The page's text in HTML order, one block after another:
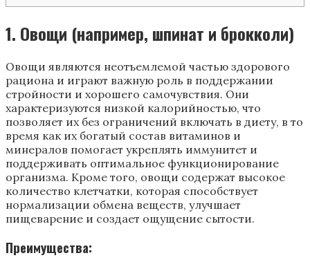
1. Овощи (например, шпинат и брокколи)
Овощи являются неотъемлемой частью здорового
рациона и играют важную роль в поддержании
стройности и хорошего самочувствия. Они
характеризуются низкой калорийностью, что
позволяет их без ограничений включать в диету, в то
время как их богатый состав витаминов и
минералов помогает укреплять иммунитет и
поддерживать оптимальное функционирование
организма. Кроме того, овощи содержат высокое
количество клетчатки, которая способствует
нормализации обмена веществ, улучшает
пищеварение и создает ощущение сытости.
Преимущества: